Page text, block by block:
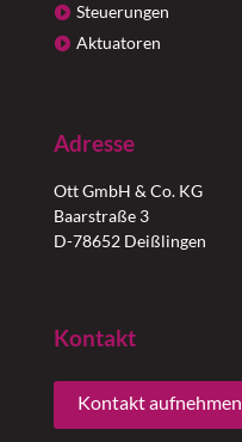
Steuerungen
Aktuatoren
Adresse
Ott GmbH & Co. KG
Baarstraße 3
D-78652 Deißlingen
Kontakt
Kontakt aufnehmen